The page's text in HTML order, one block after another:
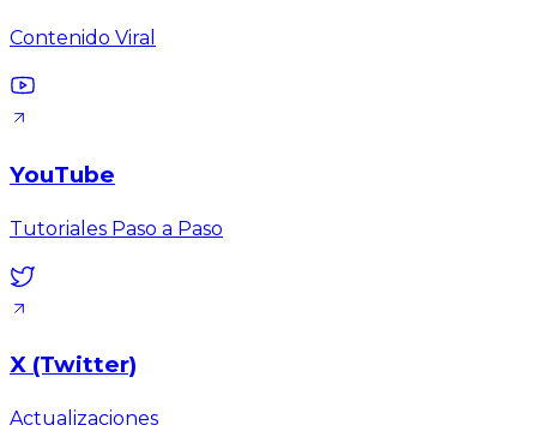
Contenido Viral
YouTube
Tutoriales Paso a Paso
X (Twitter)
Actualizaciones